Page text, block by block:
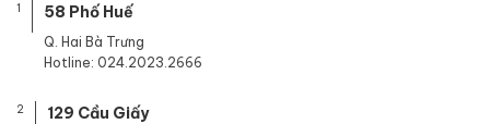
1 58 Phố Huế
Q. Hai Bà Trưng
Hotline: 024.2023.2666
2 129 Cầu Giấy